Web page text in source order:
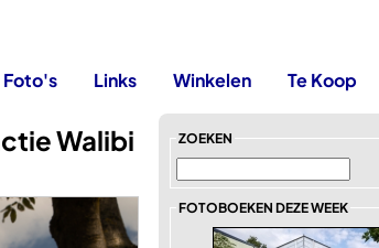
Foto's Links Winkelen Te Koop
Walibi ZOEKEN
FOTOBOEKEN DEZE WEEK